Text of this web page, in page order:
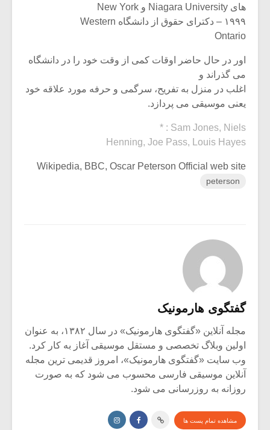
های Niagara University و New York
۱۹۹۹ – دکترای حقوق از دانشگاه Western
Ontario
اور در حال حاضر اوقات کمی از وقت خود را در دانشگاه
می گذراند و
اغلب در منزل به تفریح، سرگمی و حرفه مورد علاقه خود
یعنی موسیقی می پردازد.
* : Sam Jones, Niels
Henning, Joe Pass, Louis Hayes
Wikipedia, BBC, Oscar Peterson Official web site
peterson
گفتگوی هارمونیک
مجله آنلاین «گفتگوی هارمونیک» در سال ۱۳۸۲، به عنوان
اولین وبلاگ تخصصی و مستقل موسیقی آغاز به کار کرد.
وب سایت «گفتگوی هارمونیک»، امروز قدیمی ترین مجله
آنلاین موسیقی فارسی محسوب می شود که به صورت
روزانه به روزرسانی می شود.
مشاهده تمام پست ها